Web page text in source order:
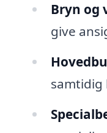
Bryn og
give